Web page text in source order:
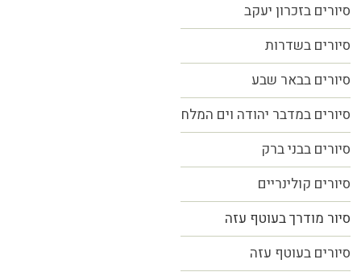
סיורים בזכרון יעקב
סיורים בשדרות
סיורים בבאר שבע
סיורים במדבר יהודה וים המלח
סיורים בבני ברק
סיורים קולינריים
סיור מודרך בעוטף עזה
סיורים בעוטף עזה